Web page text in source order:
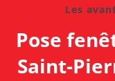
Les
Pose
Saint-